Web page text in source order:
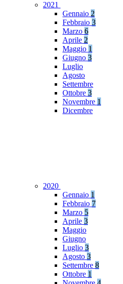
2021
Gennaio 2
Febbraio 3
Marzo 6
Aprile 2
Maggio 1
Giugno 3
Luglio
Agosto
Settembre
Ottobre 3
Novembre 1
Dicembre
2020
Gennaio 1
Febbraio 7
Marzo 5
Aprile 3
Maggio
Giugno
Luglio 3
Agosto 3
Settembre 8
Ottobre 1